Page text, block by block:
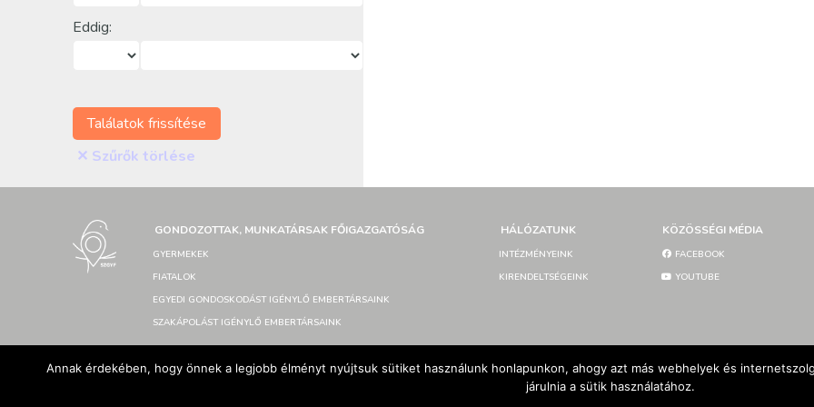
Eddig:
Találatok frissítése
✕ Szűrők törlése
GONDOZOTTAK, MUNKATÁRSAK FŐIGAZGATÓSÁG
GYERMEKEK
FIATALOK
EGYEDI GONDOSKODÁST IGÉNYLŐ EMBERTÁRSAINK
SZAKÁPOLÁST IGÉNYLŐ EMBERTÁRSAINK
HÁLÓZATUNK
INTÉZMÉNYEINK
KIRENDELTSÉGEINK
KÖZÖSSÉGI MÉDIA
FACEBOOK
YOUTUBE
Annak érdekében, hogy önnek a legjobb élményt nyújtsuk sütiket használunk honlapunkon, ahogy azt más webhelyek és
járulnia a sütik használatához.